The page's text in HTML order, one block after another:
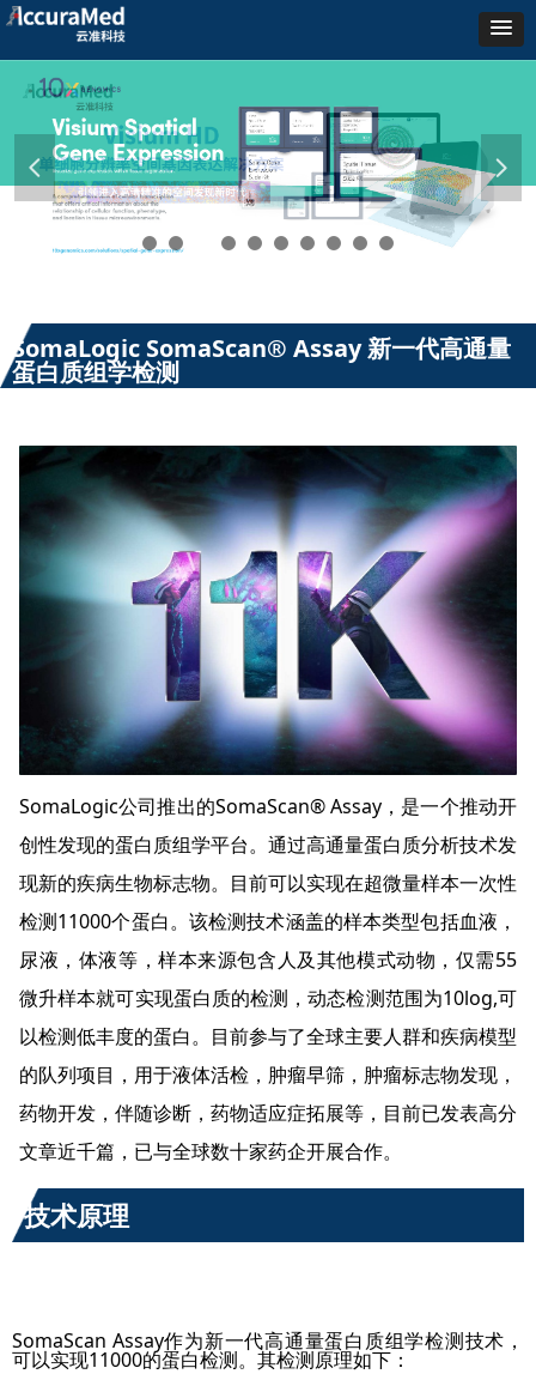
넳 넲
SomaLogic公司推出的SomaScan® Assay，是一个推动开
创性发现的蛋白质组学平台。通过高通量蛋白质分析技术发
现新的疾病生物标志物。目前可以实现在超微量样本一次性
检测11000个蛋白。该检测技术涵盖的样本类型包括血液，
尿液，体液等，样本来源包含人及其他模式动物，仅需55
微升样本就可实现蛋白质的检测，动态检测范围为10log,可
以检测低丰度的蛋白。目前参与了全球主要人群和疾病模型
的队列项目，用于液体活检，肿瘤早筛，肿瘤标志物发现，
药物开发，伴随诊断，药物适应症拓展等，目前已发表高分
文章近千篇，已与全球数十家药企开展合作。
技术原理
SomaLogic SomaScan® Assay 新一代高通量
蛋白质组学检测
SomaScan Assay作为新一代高通量蛋白质组学检测技术，
可以实现11000的蛋白检测。其检测原理如下：